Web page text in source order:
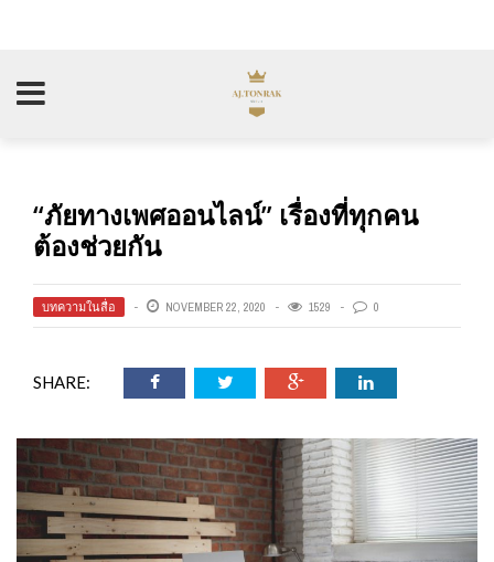
“ภัยทางเพศออนไลน์” เรื่องที่ทุกคน
ต้องช่วยกัน
บทความในสื่อ NOVEMBER 22, 2020 1529 0
SHARE: